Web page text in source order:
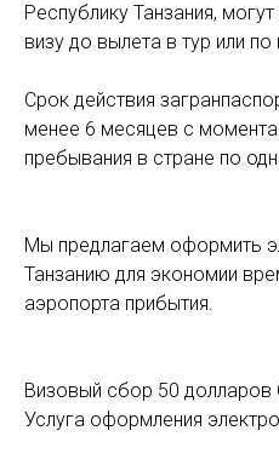
Республику Танзания,
визу до вылета в тур или по
Cрок действия
менее 6 месяцев с
пребывания в стране по
Мы предлагаем оформить
Танзанию для экономии
аэропорта прибытия.
Визовый сбор 50
Услуга оформления